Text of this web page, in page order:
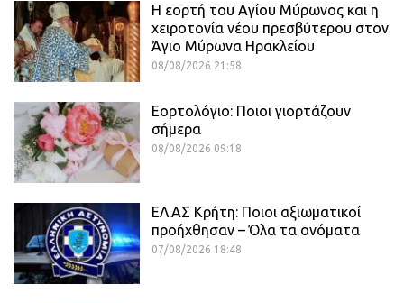
Η εορτή του Αγίου Μύρωνος και η
χειροτονία νέου πρεσβύτερου στον
Άγιο Μύρωνα Ηρακλείου
08/08/2026 21:58
Εορτολόγιο: Ποιοι γιορτάζουν
σήμερα
08/08/2026 09:18
ΕΛ.ΑΣ Κρήτη: Ποιοι αξιωματικοί
προήχθησαν – Όλα τα ονόματα
07/08/2026 18:48